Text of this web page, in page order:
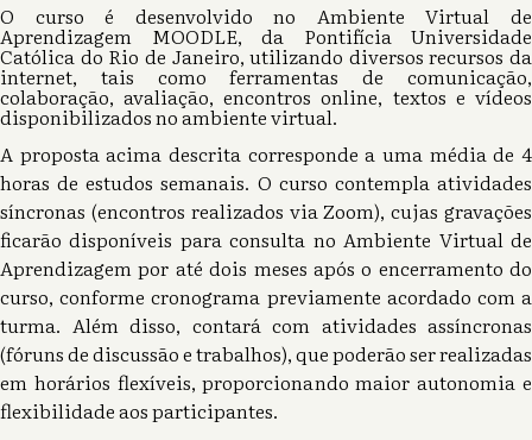
O curso é desenvolvido no Ambiente Virtual de
Aprendizagem MOODLE, da Pontifícia Universidade
Católica do Rio de Janeiro, utilizando diversos recursos da
internet, tais como ferramentas de comunicação,
colaboração, avaliação, encontros online, textos e vídeos
disponibilizados no ambiente virtual.
A proposta acima descrita corresponde a uma média de 4
horas de estudos semanais. O curso contempla atividades
síncronas (encontros realizados via Zoom), cujas gravações
ficarão disponíveis para consulta no Ambiente Virtual de
Aprendizagem por até dois meses após o encerramento do
curso, conforme cronograma previamente acordado com a
turma. Além disso, contará com atividades assíncronas
(fóruns de discussão e trabalhos), que poderão ser realizadas
em horários flexíveis, proporcionando maior autonomia e
flexibilidade aos participantes.